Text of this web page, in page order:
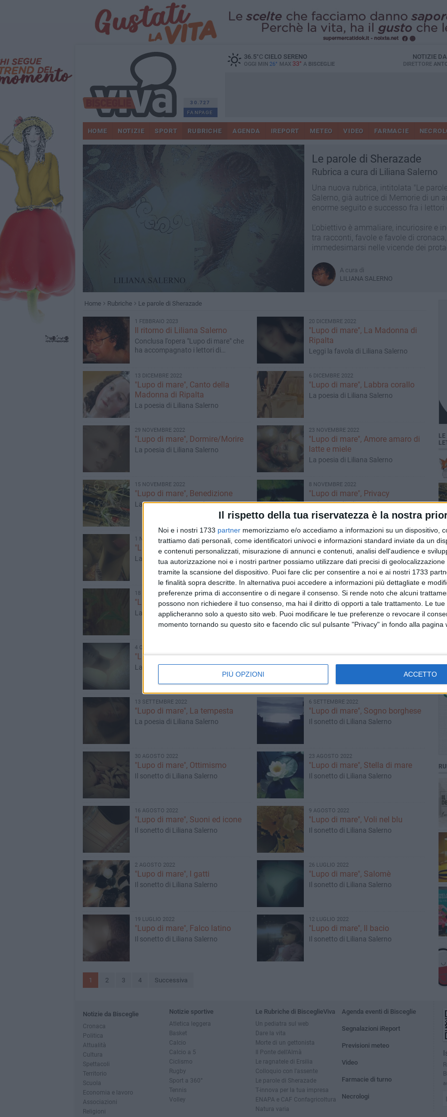
Il rispetto della tua riservatezza è la nostra
Noi e i nostri 1733 partner memorizziamo e/o accediamo a informazioni su un dispositivo,
trattiamo dati personali, come identificatori univoci e informazioni standard inviate da un
e contenuti personalizzati, misurazione di annunci e contenuti, analisi dell'audience e
tua autorizzazione noi e i nostri partner possiamo utilizzare dati precisi di
tramite la scansione del dispositivo. Puoi fare clic per consentire a noi e ai nostri 1733
le finalità sopra descritte. In alternativa puoi accedere a informazioni più dettagliate e
preferenze prima di acconsentire o di negare il consenso. Si rende noto che alcuni
possono non richiedere il tuo consenso, ma hai il diritto di opporti a tale trattamento. Le
applicheranno solo a questo sito web. Puoi modificare le tue preferenze o revocare il
momento tornando su questo sito e facendo clic sul pulsante "Privacy" in fondo alla pagina
PIÙ OPZIONI ACCETTO
30.727
FANPAGE
36.5°CCIELO SERENO
OGGI MIN 26° MAX 33° A BISCEGLIE
NOTIZIE DA
DIRETTORE
HOME NOTIZIE SPORT RUBRICHE AGENDA IREPORT METEO VIDEO FARMACIE
Le parole di Sherazade
Rubrica a cura di Liliana Salerno
Una nuova rubrica, intitolata "Le
Salerno, già autrice di Memorie di un
enorme seguito e successo fra i lettori
L'obiettivo è ammaliare, incuriosire e
tra racconti, favole e favole di
immedesimarsi nelle vicende dei
A cura di
LILIANA SALERNO
Home Rubriche Le parole di Sherazade
1 FEBBRAIO 2023
Il ritorno di Liliana Salerno
Conclusa l'opera "Lupo di mare" che
ha accompagnato i lettori di
20 DICEMBRE 2022
"Lupo di mare", La Madonna di
Ripalta
Leggi la favola di Liliana Salerno
13 DICEMBRE 2022
"Lupo di mare", Canto della
Madonna di Ripalta
La poesia di Liliana Salerno
6 DICEMBRE 2022
"Lupo di mare", Labbra corallo
La poesia di Liliana Salerno
29 NOVEMBRE 2022
"Lupo di mare", Dormire/Morire
La poesia di Liliana Salerno
23 NOVEMBRE 2022
"Lupo di mare", Amore amaro di
latte e miele
La poesia di Liliana Salerno
15 NOVEMBRE 2022
"Lupo di mare", Benedizione
La poesia di Liliana Salerno
8 NOVEMBRE 2022
"Lupo di mare", Privacy
La poesia di Liliana Salerno
1 NOVEMBRE 2022
"Lupo di mare", Parole d'amore
La poesia di Liliana Salerno
25 OTTOBRE 2022
"Lupo di mare", Picasso
La poesia di Liliana Salerno
18 OTTOBRE 2022
"Lupo di mare", Sapore
La poesia di Liliana Salerno
12 OTTOBRE 2022
"Lupo di mare", Malinconia
La poesia di Liliana Salerno
4 OTTOBRE 2022
"Lupo di mare", Consapevolezza
La poesia di Liliana Salerno
"Lupo di mare", Palio
La poesia di Liliana Salerno
13 SETTEMBRE 2022
"Lupo di mare", La tempesta
La poesia di Liliana Salerno
6 SETTEMBRE 2022
"Lupo di mare", Sogno borghese
Il sonetto di Liliana Salerno
30 AGOSTO 2022
"Lupo di mare", Ottimismo
Il sonetto di Liliana Salerno
23 AGOSTO 2022
"Lupo di mare", Stella di mare
Il sonetto di Liliana Salerno
16 AGOSTO 2022
"Lupo di mare", Suoni ed icone
Il sonetto di Liliana Salerno
9 AGOSTO 2022
"Lupo di mare", Voli nel blu
Il sonetto di Liliana Salerno
2 AGOSTO 2022
"Lupo di mare", I gatti
Il sonetto di Liliana Salerno
26 LUGLIO 2022
"Lupo di mare", Salomè
Il sonetto di Liliana Salerno
19 LUGLIO 2022
"Lupo di mare", Falco latino
Il sonetto di Liliana Salerno
12 LUGLIO 2022
"Lupo di mare", Il bacio
Il sonetto di Liliana Salerno
1 2 3 4 Successiva
Notizie da Bisceglie
Cronaca
Politica
Attualità
Cultura
Spettacoli
Territorio
Scuola
Economia e lavoro
Associazioni
Religioni
Notizie sportive
Atletica leggera
Basket
Calcio
Calcio a 5
Ciclismo
Rugby
Sport a 360°
Tennis
Volley
Le Rubriche di BisceglieViva
Un pediatra sul web
Dare la vita
Morte di un gettonista
Il Ponte dell'Almà
Le ragnatele di Ersilia
Colloquio con l'assente
Le parole di Sherazade
T-innova per la tua impresa
ENAPA e CAF Confagricoltura
Natura varia
Agenda eventi di Bisceglie
Segnalazioni iReport
Previsioni meteo
Video
Farmacie di turno
Necrologi